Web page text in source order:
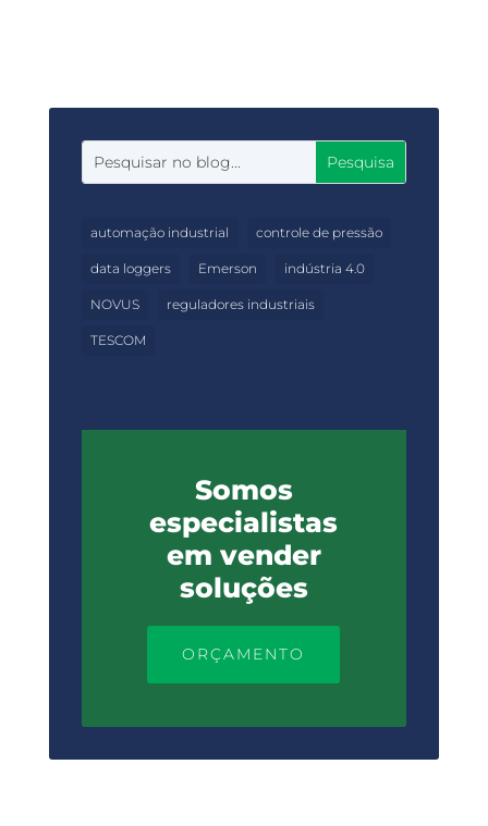
automação industrial controle de pressão
data loggers Emerson indústria 4.0
NOVUS reguladores industriais
TESCOM
Somos
especialistas
em vender
soluções
ORÇAMENTO